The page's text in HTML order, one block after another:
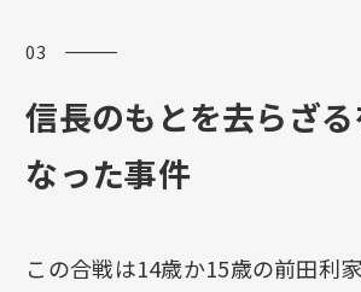
03 ―――
信長のもとを去らざる
なった事件
この合戦は14歳か15歳の前田利